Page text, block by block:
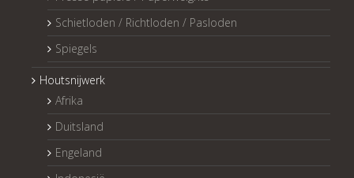
Schietloden / Richtloden / Pasloden
Spiegels
Houtsnijwerk
Afrika
Duitsland
Engeland